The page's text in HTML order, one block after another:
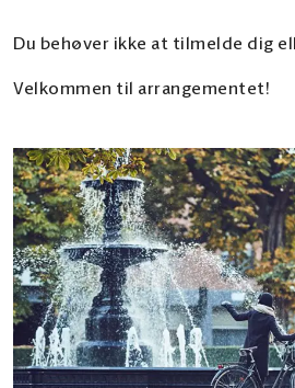
Du behøver ikke at tilmelde dig
Velkommen til arrangementet!